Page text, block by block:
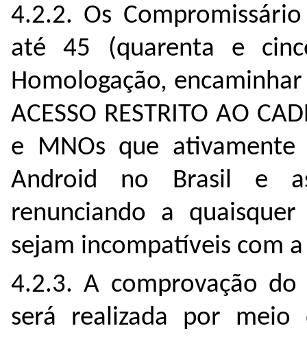
4.2.2. Os
até 45 (quarenta e
Homologação,
ACESSO RESTRITO AO
e MNOs que ativamente
Android no Brasil e
renunciando a
sejam incompatíveis com
4.2.3. A comprovação
será realizada por meio